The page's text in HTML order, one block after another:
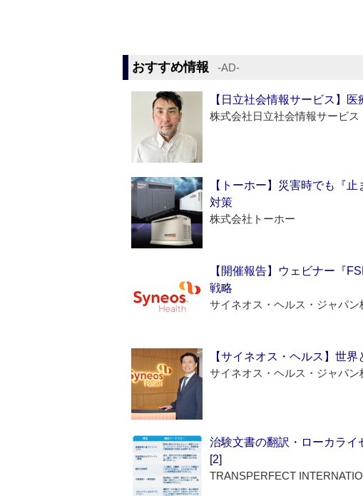
おすすめ情報 ‐AD‐
【日立社会情報サービス】
株式会社日立社会情報サービス
【トーホー】災害時でも『
対策
株式会社トーホー
【開催報告】ウェビナー『
戦略
サイネオス・ヘルス・ジャパン
【サイネオス・ヘルス】世
サイネオス・ヘルス・ジャパン
治験文書の翻訳・ローカラ
[2]
TRANSPERFECT